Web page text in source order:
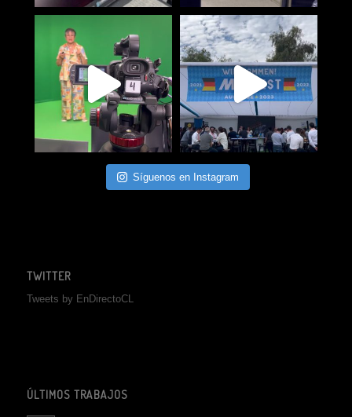
Síguenos en Instagram
TWITTER
Tweets by EnDirectoCL
ÚLTIMOS TRABAJOS